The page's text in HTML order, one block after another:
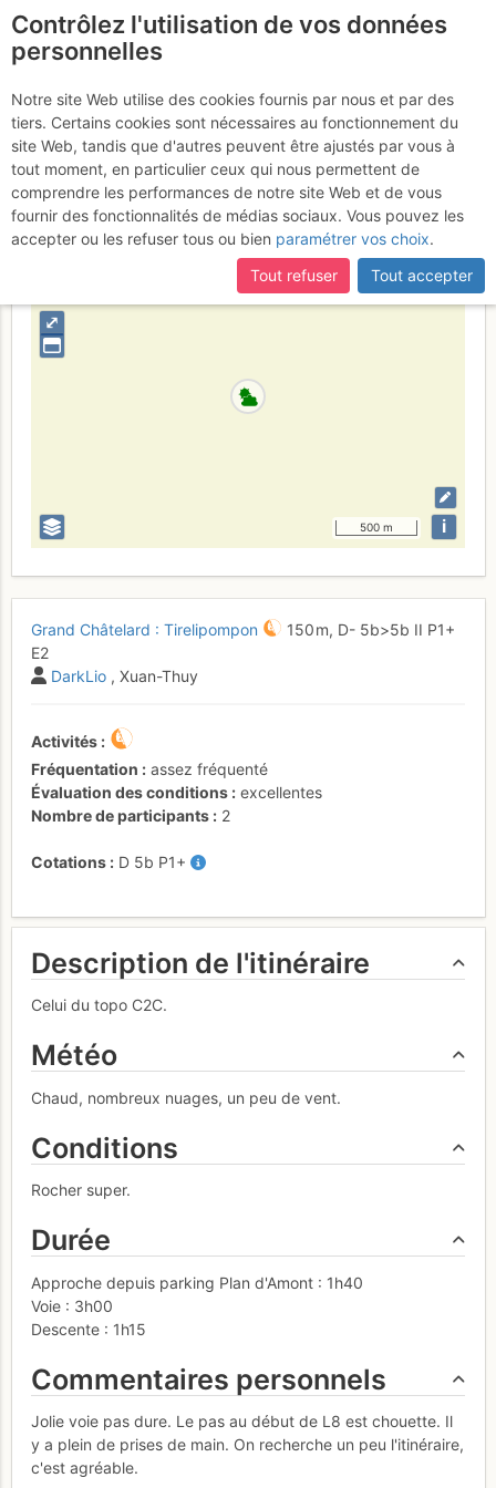
Grand Châtelard :
Tirelipompon
Jeudi 3 août 2017
France Savoie Vanoise
⤢
500 m i
Grand Châtelard : Tirelipompon 150 m, D- 5b>5b II P1+
E2
DarkLio , Xuan-Thuy
Activités
Fréquentation
assez fréquenté
Évaluation des conditions
excellentes
Nombre de participants
2
Cotations D 5b P1+
Description de l'itinéraire
Celui du topo C2C.
Météo
Chaud, nombreux nuages, un peu de vent.
Conditions
Rocher super.
Durée
Approche depuis parking Plan d'Amont : 1h40
Voie : 3h00
Descente : 1h15
Commentaires personnels
Jolie voie pas dure. Le pas au début de L8 est chouette. Il
y a plein de prises de main. On recherche un peu l'itinéraire,
c'est agréable.
Contrôlez l'utilisation de vos données
personnelles
Notre site Web utilise des cookies fournis par nous et par des
tiers. Certains cookies sont nécessaires au fonctionnement du
site Web, tandis que d'autres peuvent être ajustés par vous à
tout moment, en particulier ceux qui nous permettent de
comprendre les performances de notre site Web et de vous
fournir des fonctionnalités de médias sociaux. Vous pouvez les
accepter ou les refuser tous ou bien paramétrer vos choix.
Tout refuser
Tout accepter